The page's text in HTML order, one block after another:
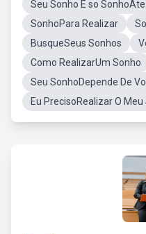
Seu Sonho E so
SonhoPara Realizar
BusqueSeus Sonhos
Como RealizarUm Sonho
Seu SonhoDepende De
Eu PrecisoRealizar O Meu